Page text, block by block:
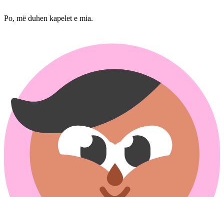
Po, më duhen kapelet e mia.